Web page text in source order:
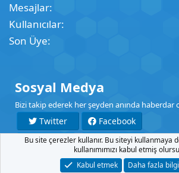
Mesajlar
Kullanıcılar
Son Üye
Sosyal Medya
Bizi takip ederek her şeyden anında haberdar
Twitter
Facebook
YouTube
Instagram
Şartlar Gizlilik Yardım Anasayfa
Bu site çerezler kullanır. Bu siteyi kullanmaya
kullanımımızı kabul etmiş
Kabul etmek
Daha fazla